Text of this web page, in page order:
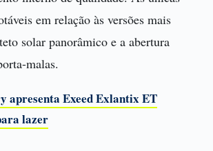
em relação às versões mais
solar panorâmico e a abertura
malas.
apresenta Exeed Exlantix ET
lazer